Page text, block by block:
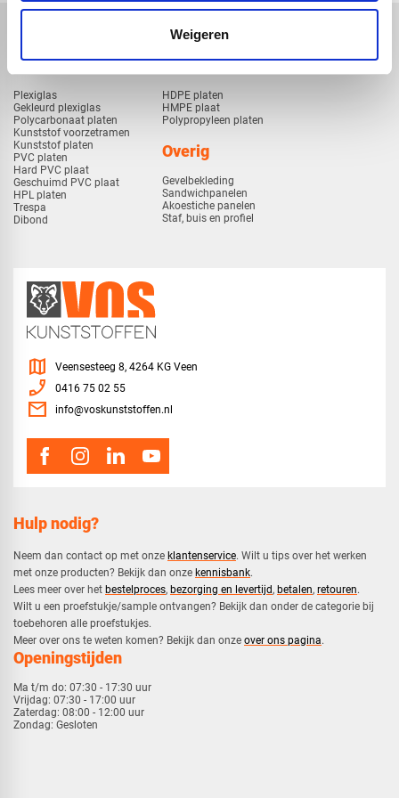
Weigeren
Kunststof
Plexiglas
Gekleurd plexiglas
Polycarbonaat platen
Kunststof voorzetramen
Kunststof platen
PVC platen
Hard PVC plaat
Geschuimd PVC plaat
HPL platen
Trespa
Dibond
Technische kunststoffen
HDPE platen
HMPE plaat
Polypropyleen platen
Overig
Gevelbekleding
Sandwichpanelen
Akoestiche panelen
Staf, buis en profiel
Hulp nodig?
Neem dan contact op met onze klantenservice. Wilt u tips over het werken
met onze producten? Bekijk dan onze kennisbank.
​Lees meer over het bestelproces, bezorging en levertijd, betalen, retouren.​
​Wilt u een proefstukje/sample ontvangen? Bekijk dan onder de categorie bij
toebehoren alle proefstukjes.
​​Meer over ons te weten komen? Bekijk dan onze over ons pagina.
Openingstijden
Ma t/m do: 07:30 - 17:30 uur
Vrijdag: 07:30 - 17:00 uur
Zaterdag: 08:00 - 12:00 uur
Zondag: Gesloten
map Veensesteeg 8, 4264 KG Veen
phone_enabled 0416 75 02 55
mail info@voskunststoffen.nl